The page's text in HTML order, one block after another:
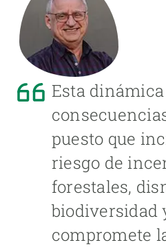
Esta
puesto que
riesgo de
forestales,
biodiversidad
compromete